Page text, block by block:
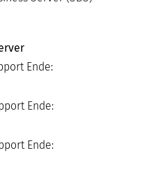
Ende:
Ende:
Ende: